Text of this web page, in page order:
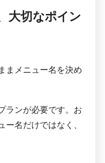
大切なポイン
まメニュー名を決め
ランが必要です。お
名だけではなく、